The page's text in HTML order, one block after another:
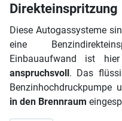
Direkteinspritzung
Diese Autogassysteme
eine
Einbauaufwand ist
anspruchsvoll. Das
Benzinhochdruckpumpe
in den Brennraum